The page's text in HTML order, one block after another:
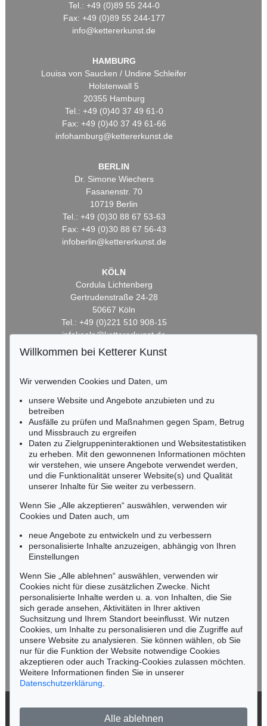
Tel.: +49 (0)89 55 244-0
Fax: +49 (0)89 55 244-177
info@kettererkunst.de
HAMBURG
Louisa von Saucken / Undine Schleifer
Holstenwall 5
20355 Hamburg
Tel.: +49 (0)40 37 49 61-0
Fax: +49 (0)40 37 49 61-66
infohamburg@kettererkunst.de
BERLIN
Dr. Simone Wiechers
Fasanenstr. 70
10719 Berlin
Tel.: +49 (0)30 88 67 53-63
Fax: +49 (0)30 88 67 56-43
infoberlin@kettererkunst.de
KÖLN
Cordula Lichtenberg
Gertrudenstraße 24-28
50667 Köln
Tel.: +49 (0)221 510 908-15
infokoeln@kettererkunst.de
HESSEN
Miriam Heß
Tel.: +49 (0)62 21 58 80-038
Fax: +49 (0)62 21 58 80-595
infoheidelberg@kettererkunst.de
NORDDEUTSCHLAND
Nico Kassel, M.A.
Mobil: +49 (0)171 8618661
n.kassel@kettererkunst.de
Keine Auktion mehr verpassen!
Wir informieren Sie rechtzeitig.
Jetzt zum Newsletter anmelden >
Willkommen bei Ketterer Kunst
Wir verwenden Cookies und Daten, um
unsere Website und Angebote anzubieten und zu
betreiben
Ausfälle zu prüfen und Maßnahmen gegen Spam, Betrug
und Missbrauch zu ergreifen
Daten zu Zielgruppeninteraktionen und Websitestatistiken
zu erheben. Mit den gewonnenen Informationen möchten
wir verstehen, wie unsere Angebote verwendet werden,
und die Funktionalität unserer Website(s) und Qualität
unserer Inhalte für Sie weiter zu verbessern.
Wenn Sie „Alle akzeptieren“ auswählen, verwenden wir
Cookies und Daten auch, um
neue Angebote zu entwickeln und zu verbessern
personalisierte Inhalte anzuzeigen, abhängig von Ihren
Einstellungen
Wenn Sie „Alle ablehnen“ auswählen, verwenden wir
Cookies nicht für diese zusätzlichen Zwecke. Nicht
personalisierte Inhalte werden u. a. von Inhalten, die Sie
sich gerade ansehen, Aktivitäten in Ihrer aktiven
Suchsitzung und Ihrem Standort beeinflusst. Wir nutzen
Cookies, um Inhalte zu personalisieren und die Zugriffe auf
unsere Website zu analysieren. Sie können wählen, ob Sie
nur für die Funktion der Website notwendige Cookies
akzeptieren oder auch Tracking-Cookies zulassen möchten.
Weitere Informationen finden Sie in unserer
Datenschutzerklärung
Alle ablehnen